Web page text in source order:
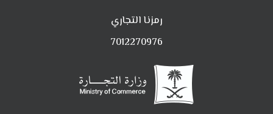
رمزنا التجاري
7012270976